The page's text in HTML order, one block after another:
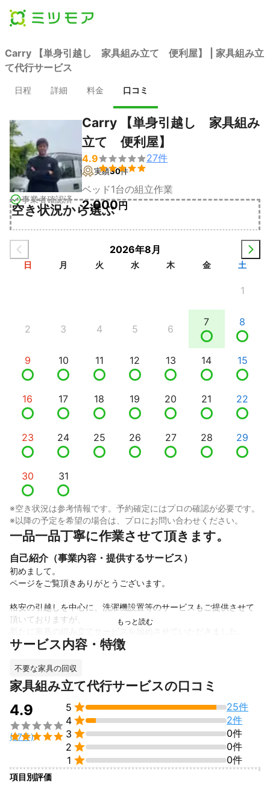
Carry 【単身引越し 家具組み立て 便利屋】 | 家具組み立
て代行サービス
日程 詳細 料金 口コミ
事業者確認済
Carry 【単身引越し 家具組み
立て 便利屋】
4.9

27件
実績30件
ベッド1台の組立作業
2,000円
空き状況から選ぶ
2026年8月
日 月 火 水 木 金 土
1
2 3 4 5 6
7 8
9 10 11 12 13 14 15
16 17 18 19 20 21 22
23 24 25 26 27 28 29
30 31
※空き状況は参考情報です。予約確定にはプロの確認が必要です。
※以降の予定を希望の場合は、プロにお問い合わせください。
一品一品丁寧に作業させて頂きます。
自己紹介（事業内容・提供するサービス）
初めまして。
ページをご覧頂きありがとうございます。
格安の引越しを中心に、洗濯機設置等のサービスもご提供させて
頂いておりますが、
います。
作業内容によっては、お時間をいただく場合もございますのでご
了承よろしくお願い致します🙇
一品一品丁寧に作業させて頂きますので、
是非お気軽にご依頼下さい。
これまでの実績
配送業務　　18年
引越し業　　7年
サービス内容・特徴
不要な家具の回収
家具組み立て代行サービスの口コミ
4.9


(27件)
5 
25件
4 
2件
3 
0件
2 
0件
1  0件
項目別評価